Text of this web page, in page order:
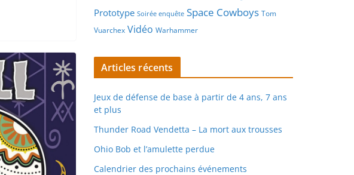
Prototype Soirée enquête Space Cowboys Tom
Vuarchex Vidéo Warhammer
Articles récents
Jeux de défense de base à partir de 4 ans, 7 ans
et plus
Thunder Road Vendetta – La mort aux trousses
Ohio Bob et l’amulette perdue
Calendrier des prochains événements